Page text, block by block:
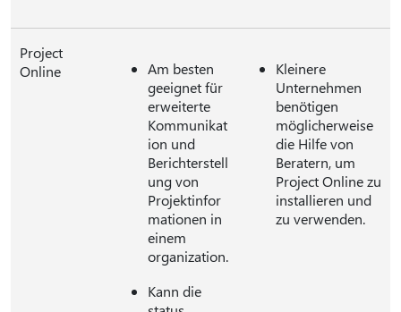
Project
Online
Am besten
geeignet für
erweiterte
Kommunikat
ion und
Berichterstell
ung von
Projektinfor
mationen in
einem
organization.
Kann die
Kleinere
Unternehmen
benötigen
möglicherweise
die Hilfe von
Beratern, um
Project Online zu
installieren und
zu verwenden.